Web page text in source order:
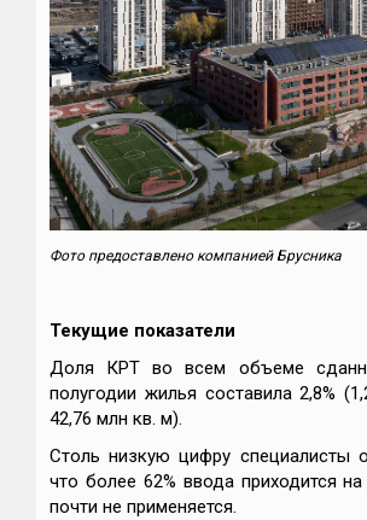
Фото предоставлено компанией Брусника
Текущие показатели
Доля КРТ во всем объеме
полугодии жилья составила 2,8%
42,76 млн кв. м).
Столь низкую цифру специалисты
что более 62% ввода приходится
почти не применяется.